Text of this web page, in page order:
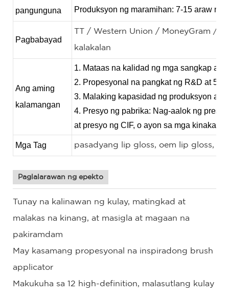
pangunguna
Produksyon ng maramihan: 7-15 araw ng
Pagbabayad
TT / Western Union / MoneyGram /
kalakalan
Ang aming
kalamangan
1. Mataas na kalidad ng mga sangkap at
2. Propesyonal na pangkat ng R&D at 5-
3. Malaking kapasidad ng produksyon at
4. Presyo ng pabrika: Nag-aalok ng
at presyo ng CIF, o ayon sa mga
Mga Tag pasadyang lip gloss, oem lip gloss,
Paglalarawan ng epekto
Tunay na kalinawan ng kulay, matingkad at
malakas na kinang, at masigla at magaan na
pakiramdam
May kasamang propesyonal na inspiradong brush
applicator
Makukuha sa 12 high-definition, malasutlang kulay